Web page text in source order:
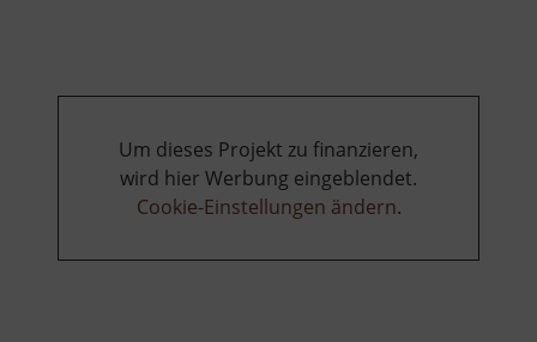
Um dieses Projekt zu finanzieren,
wird hier Werbung eingeblendet.
Cookie-Einstellungen ändern.